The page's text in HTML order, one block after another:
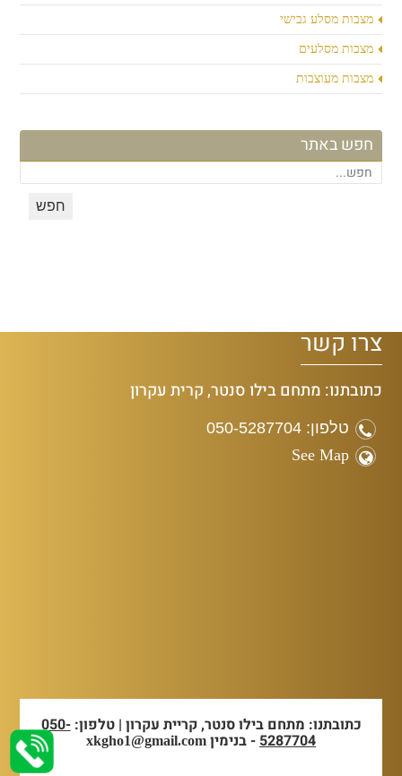
מצבות מסלע גבישי
מצבות מסלעים
מצבות מעוצבות
חפש באתר
צרו קשר
כתובתנו: מתחם בילו סנטר, קרית עקרון
טלפון: 050-5287704
See Map
כתובתנו: מתחם בילו סנטר, קריית עקרון | טלפון:050-
5287704- בנימין xkgho1@gmail.com